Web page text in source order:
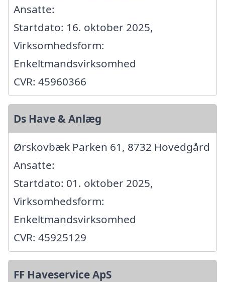
Ansatte:
Startdato: 16. oktober 2025,
Virksomhedsform:
Enkeltmandsvirksomhed
CVR: 45960366
Ds Have & Anlæg
Ørskovbæk Parken 61, 8732 Hovedgård
Ansatte:
Startdato: 01. oktober 2025,
Virksomhedsform:
Enkeltmandsvirksomhed
CVR: 45925129
FF Haveservice ApS